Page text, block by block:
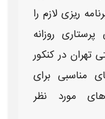
ریزی لازم را
روزانه
در کنکور
برای
مورد نظر